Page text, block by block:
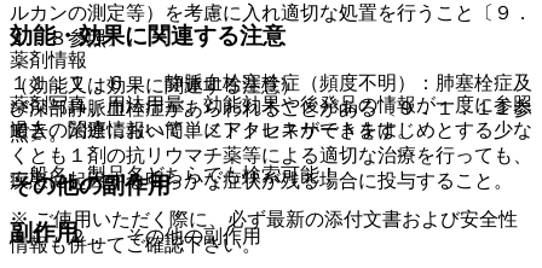
ルカンの測定等）を考慮に入れ適切な処置を行うこと〔９．
１．８参照〕。
１１．１．６． 静脈血栓塞栓症（頻度不明）：肺塞栓症及
び深部静脈血栓症があらわれることがある〔９．１．１１参
照〕。
その他の副作用
１１．２． その他の副作用
効能・効果に関連する注意
（効能又は効果に関連する注意）
過去の治療において、メトトレキサートをはじめとする少な
くとも１剤の抗リウマチ薬等による適切な治療を行っても、
疾患に起因する明らかな症状が残る場合に投与すること。
副作用
薬剤情報
薬剤写真、用法用量、効能効果や後発品の情報が一度に参照
でき、関連情報へ簡単にアクセスができます。
一般名、製品名どちらでも検索可能！
※ ご使用いただく際に、必ず最新の添付文書および安全性
情報も併せてご確認下さい。